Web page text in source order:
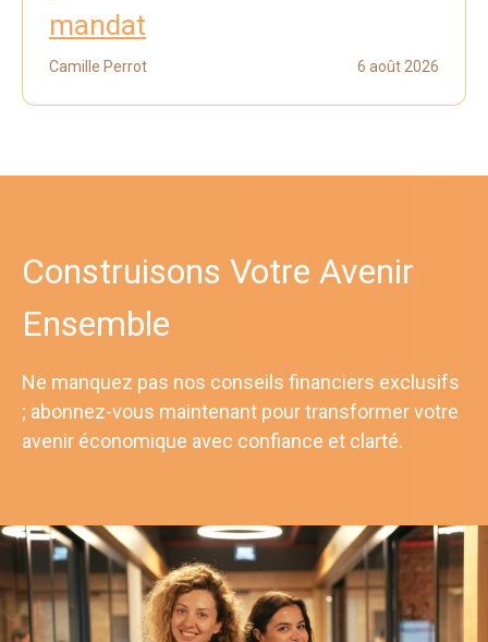
mandat
Camille Perrot 6 août 2026
Construisons Votre Avenir
Ensemble
Ne manquez pas nos conseils financiers exclusifs
; abonnez-vous maintenant pour transformer votre
avenir économique avec confiance et clarté.